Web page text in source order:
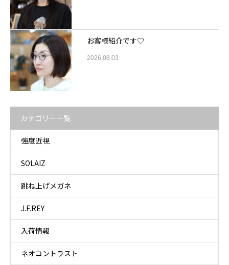
お客様紹介です♡
2026.08.03
カテゴリー一覧
強度近視
SOLAIZ
跳ね上げメガネ
J.F.REY
入荷情報
ネオコントラスト